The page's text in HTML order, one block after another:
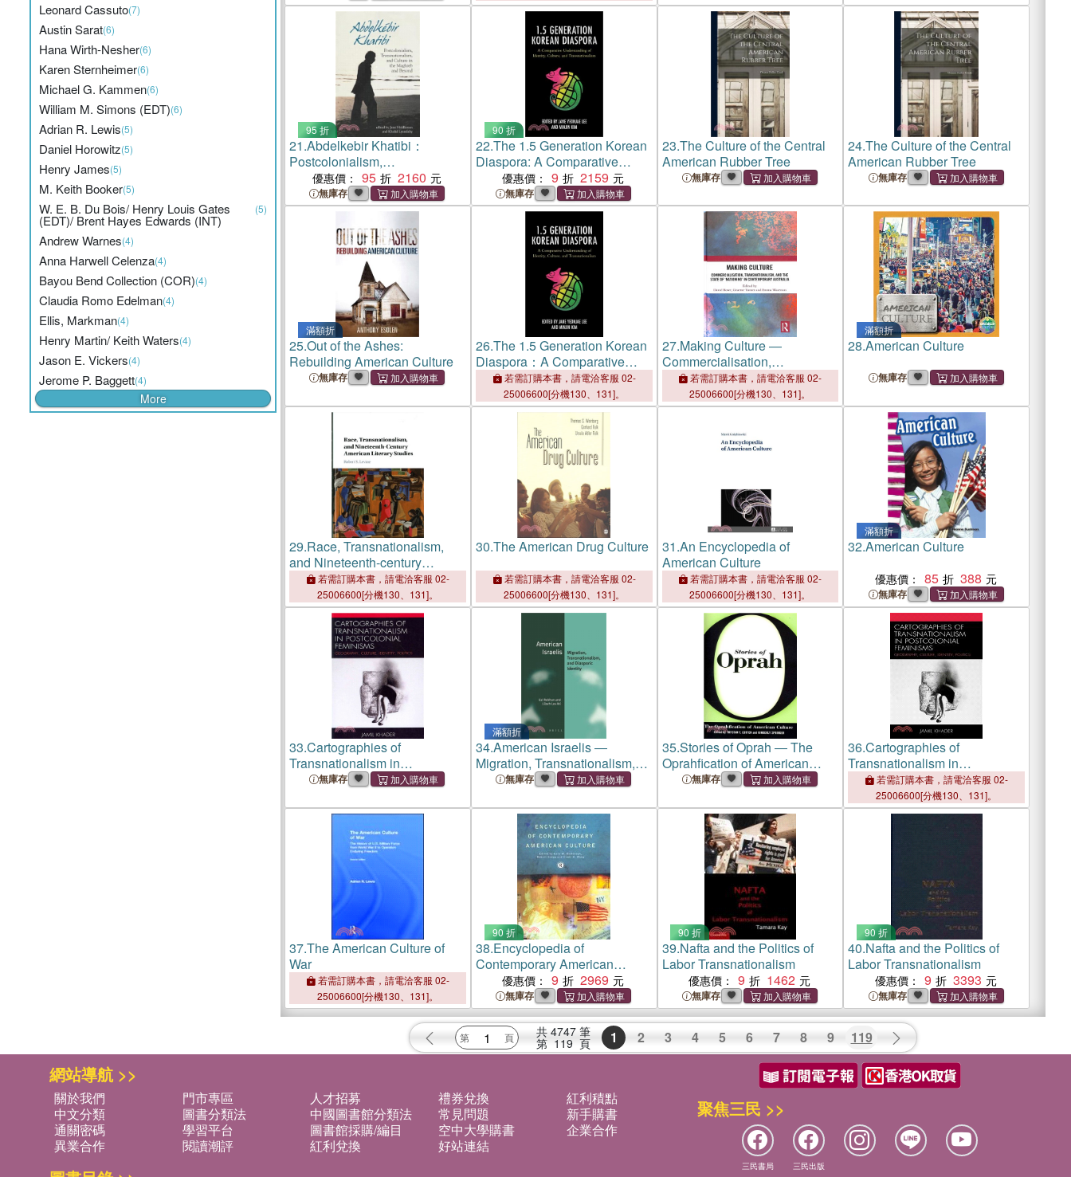
Leonard Cassuto(7)
Austin Sarat(6)
Hana Wirth-Nesher(6)
Karen Sternheimer(6)
Michael G. Kammen(6)
William M. Simons (EDT)(6)
Adrian R. Lewis(5)
Daniel Horowitz(5)
Henry James(5)
M. Keith Booker(5)
W. E. B. Du Bois/ Henry Louis Gates
(EDT)/ Brent Hayes Edwards (INT)
(5)
Andrew Warnes(4)
Anna Harwell Celenza(4)
Bayou Bend Collection (COR)(4)
Claudia Romo Edelman(4)
Ellis, Markman(4)
Henry Martin/ Keith Waters(4)
Jason E. Vickers(4)
Jerome P. Baggett(4)
More
95 折
21.Abdelkebir Khatibi：
Postcolonialism,
Transnationalism, and Culture
in the Maghreb and Beyond
優惠價： 95 2160
無庫存
90 折
22.The 1.5 Generation Korean
Diaspora: A Comparative
Understanding of Identity,
Culture, and Transnationalism
優惠價： 9 2159
無庫存
23.The Culture of the Central
American Rubber Tree
無庫存
24.The Culture of the Central
American Rubber Tree
無庫存
滿額折
25.Out of the Ashes:
Rebuilding American Culture
無庫存
26.The 1.5 Generation Korean
Diaspora：A Comparative
Understanding of Identity,
Culture, and Transnationalism
若需訂購本書，請電洽客服 02-
25006600[分機130、131]。
27.Making Culture ―
Commercialisation,
Transnationalism, and the
State of ationing?in
Contemporary Australia
若需訂購本書，請電洽客服 02-
25006600[分機130、131]。
滿額折
28.American Culture
無庫存
29.Race, Transnationalism,
and Nineteenth-century
American Literary Studies
若需訂購本書，請電洽客服 02-
25006600[分機130、131]。
30.The American Drug Culture
若需訂購本書，請電洽客服 02-
25006600[分機130、131]。
31.An Encyclopedia of
American Culture
若需訂購本書，請電洽客服 02-
25006600[分機130、131]。
滿額折
32.American Culture
優惠價： 85 388
無庫存
33.Cartographies of
Transnationalism in
Postcolonial Feminisms ―
Politics
無庫存
滿額折
34.American Israelis ―
Migration, Transnationalism,
and Diasporic Identity
無庫存
35.Stories of Oprah ― The
Oprahfication of American
Culture無庫存
36.Cartographies of
Transnationalism in
Postcolonial Feminisms ─
Geography, Culture, Identity,
Politics
若需訂購本書，請電洽客服 02-
25006600[分機130、131]。
37.The American Culture of
War
若需訂購本書，請電洽客服 02-
25006600[分機130、131]。
90 折
38.Encyclopedia of
Contemporary American
Culture優惠價： 9 2969
無庫存
90 折
39.Nafta and the Politics of
Labor Transnationalism
優惠價： 9 1462
無庫存
90 折
40.Nafta and the Politics of
Labor Transnationalism
優惠價： 9 3393
無庫存
共 4747 筆
第 119 頁 1 2 3 4 5 6 7 8 9 119
網站導航 >>
關於我們 門市專區 人才招募 禮券兌換
紅利積點
中文分類
圖書分類法 中國圖書館分類法 常見問題
新手購書
通關密碼
學習平台 圖書館採購/編目 空中大學購書
企業合作
異業合作
閱讀潮評 紅利兌換 好站連結
聚焦三民 >>
三民書局 三民出版